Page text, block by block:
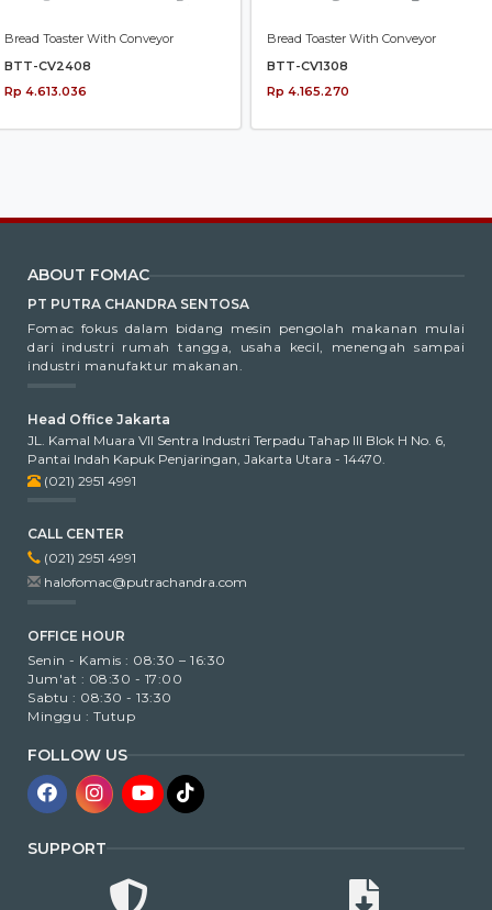
Bread Toaster With Conveyor
BTT-CV2408
Rp 4.613.036
Bread Toaster With Conveyor
BTT-CV1308
Rp 4.165.270
ABOUT FOMAC
PT PUTRA CHANDRA SENTOSA
Fomac fokus dalam bidang mesin pengolah makanan mulai
dari industri rumah tangga, usaha kecil, menengah sampai
industri manufaktur makanan.
Head Office Jakarta
JL. Kamal Muara VII Sentra Industri Terpadu Tahap III Blok H No. 6,
Pantai Indah Kapuk Penjaringan, Jakarta Utara - 14470.
(021) 2951 4991
CALL CENTER
(021) 2951 4991
halofomac@putrachandra.com
OFFICE HOUR
Senin - Kamis : 08:30 – 16:30
Jum'at : 08:30 - 17:00
Sabtu : 08:30 - 13:30
Minggu : Tutup
FOLLOW US
SUPPORT